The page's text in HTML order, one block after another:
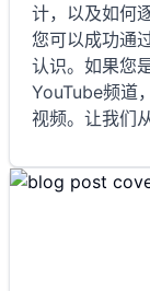
计，以及如何
您可以成功通
认识。如果您
YouTube频道
视频。让我们